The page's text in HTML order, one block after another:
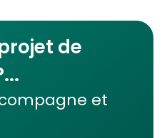
de
et